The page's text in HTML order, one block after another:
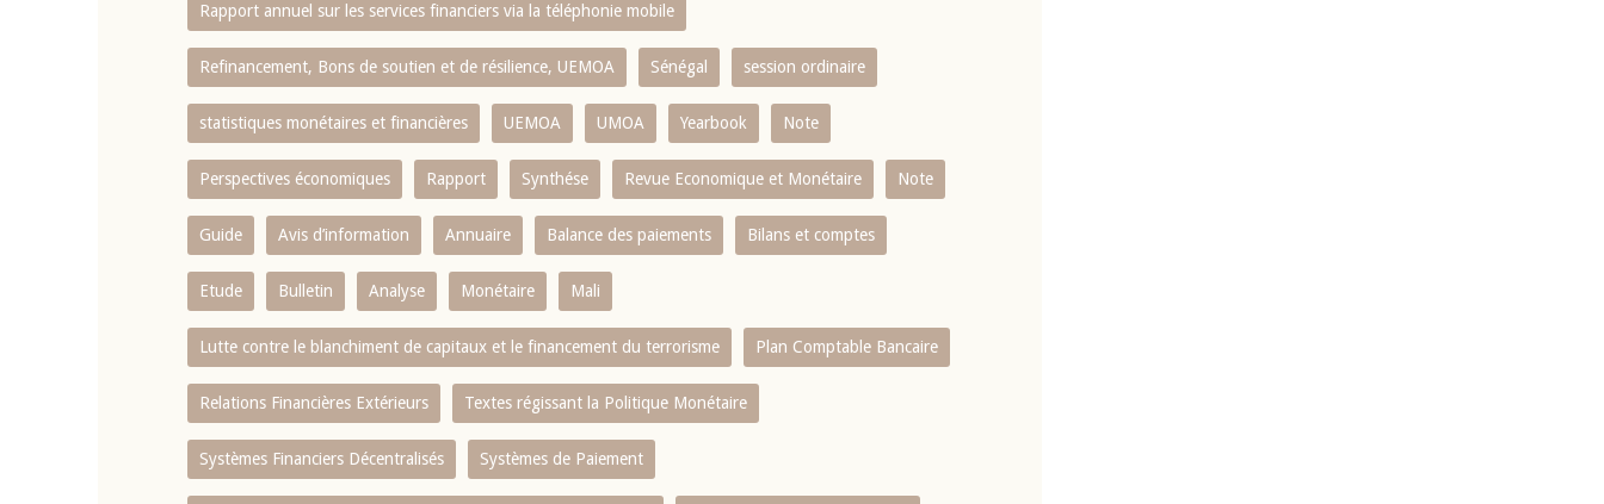
Rapport annuel sur les services financiers via la téléphonie mobile
Refinancement, Bons de soutien et de résilience, UEMOA Sénégal session ordinaire
statistiques monétaires et financières UEMOA UMOA Yearbook Note
Perspectives économiques Rapport Synthése Revue Economique et Monétaire Note
Guide Avis d’information Annuaire Balance des paiements Bilans et comptes
Etude Bulletin Analyse Monétaire Mali
Lutte contre le blanchiment de capitaux et le financement du terrorisme Plan Comptable Bancaire
Relations Financières Extérieurs Textes régissant la Politique Monétaire
Systèmes Financiers Décentralisés Systèmes de Paiement